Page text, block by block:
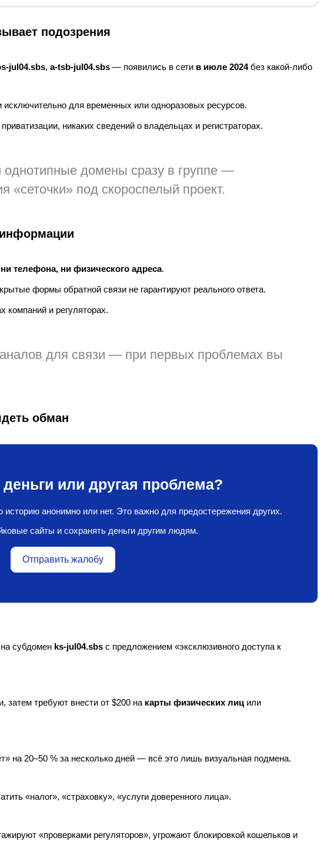
подозрения
jul04.sbs, a-tsb-jul04.sbs — появились в сети в июле 2024без какой-либо
исключительно для временных или одноразовых ресурсов.
никаких сведений о владельцах и регистраторах.
домены сразу в группе —
«сеточки» под скороспелый проект.
телефона, ни физического адреса.
формы обратной связи не гарантируют реального ответа.
компаний и регуляторах.
для связи — при первых проблемах вы
обман
или другая проблема?
анонимно или нет. Это важно для предостережения других.
сайты и сохранять деньги другим людям.
Отправить жалобу
субдомен ks-jul04.sbs с предложением «эксклюзивного доступа к
требуют внести от $200 на карты физических лиц или
на 20–50 % за несколько дней — всё это лишь визуальная подмена.
«налог», «страховку», «услуги доверенного лица».
«проверками регуляторов», угрожают блокировкой кошельков и